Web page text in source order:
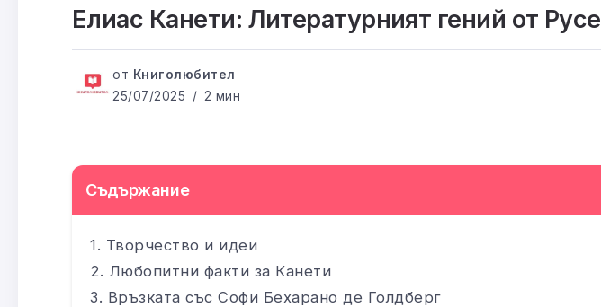
Елиас Канети: Литературният гений от Русе
от Книголюбител
25/07/2025
2 мин
Съдържание
Творчество и идеи
Любопитни факти за Канети
Връзката със Софи Бехарано де Голдберг